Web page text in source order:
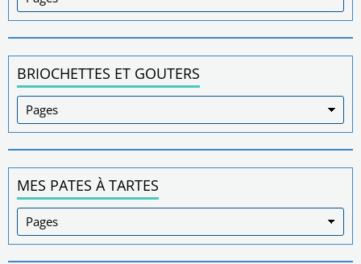
BRIOCHETTES ET GOUTERS
MES PATES À TARTES